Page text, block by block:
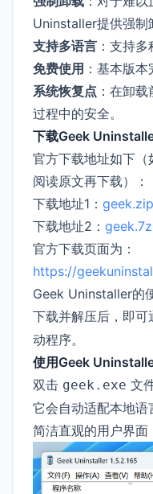
Uninstaller提供强制
支持多语言 ：支持
免费使用 ：基本版
系统恢复点 ：在卸
过程中的安全。
下载Geek
官方下载地址如下
阅读原文再下载）：
下载地址1： geek.zip
下载地址2： geek.7z
官方下载页面为：
https://
Geek Uninstaller的
下载并解压后，即可
动程序。
使用Geek
双击 geek.exe 文
它会自动适配本地
简洁直观的用户界面